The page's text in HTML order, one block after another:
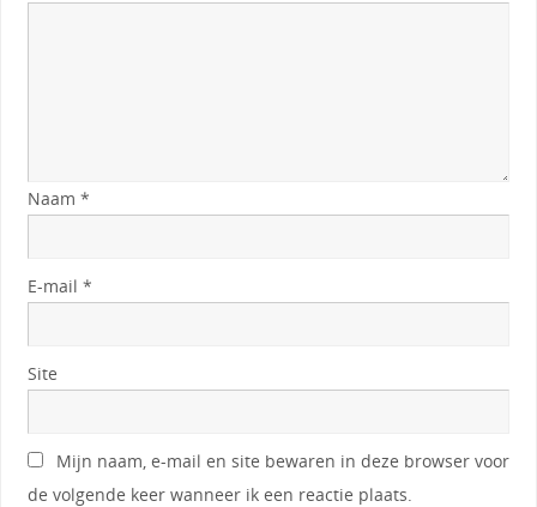
Naam *
E-mail *
Site
Mijn naam, e-mail en site bewaren in deze browser voor
de volgende keer wanneer ik een reactie plaats.